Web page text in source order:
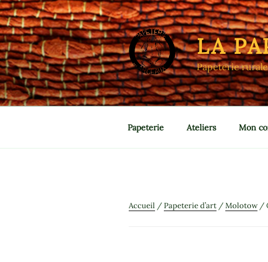
Aller
au
contenu
principal
LA
Papeterie
Papeterie Ateliers Mon
Accueil /Papeterie d’art /Molotow/